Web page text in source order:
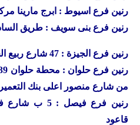
رنين فرع اسيوط : ابرج مارينا
رنين فرع بنى سويف : طريق السادات
رنين فرع الجيزة : 47 شارع ربيع الجيزى
رنين
من شارع منصور اعلى بنك
رنين
فرع فيصل : 5
قاعود